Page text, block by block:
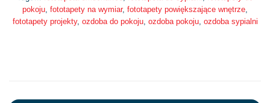
pokoju fototapety na wymiar, fototapety powiększające wnętrze
fototapety projekty, ozdoba do pokoju, ozdoba pokoju, ozdoba sypialni